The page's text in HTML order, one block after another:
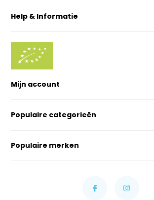
Help & Informatie
Mijn account
Populaire categorieën
Populaire merken